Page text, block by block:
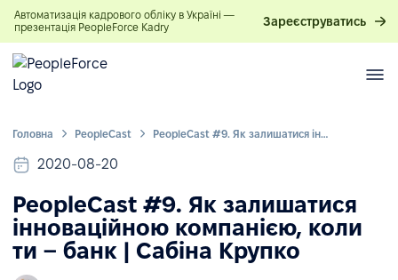
Автоматизація кадрового обліку в Україні —
презентація PeopleForce Kadry
Зареєструватись
Головна PeopleСast PeopleCast #9. Як залишатися інноваційною компанією, коли ти – банк | Сабіна Крупко
2020-08-20
PeopleCast #9. Як залишатися
інноваційною компанією, коли
ти – банк | Сабіна Крупко